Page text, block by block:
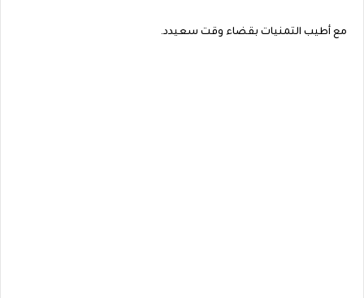
مع أطيب التمنيات بقضاء وقت سعيدد.